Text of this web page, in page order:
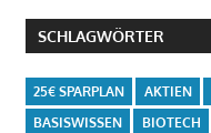
SCHLAGWÖRTER
25€ SPARPLAN AKTIEN
BASISWISSEN
BIOTECH